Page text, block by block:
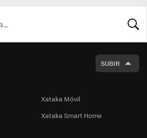
SUBIR
Xataka Móvil
Xataka Smart Home